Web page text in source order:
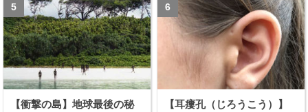
【衝撃の島】地球最後の秘
【耳瘻孔（じろうこう）】